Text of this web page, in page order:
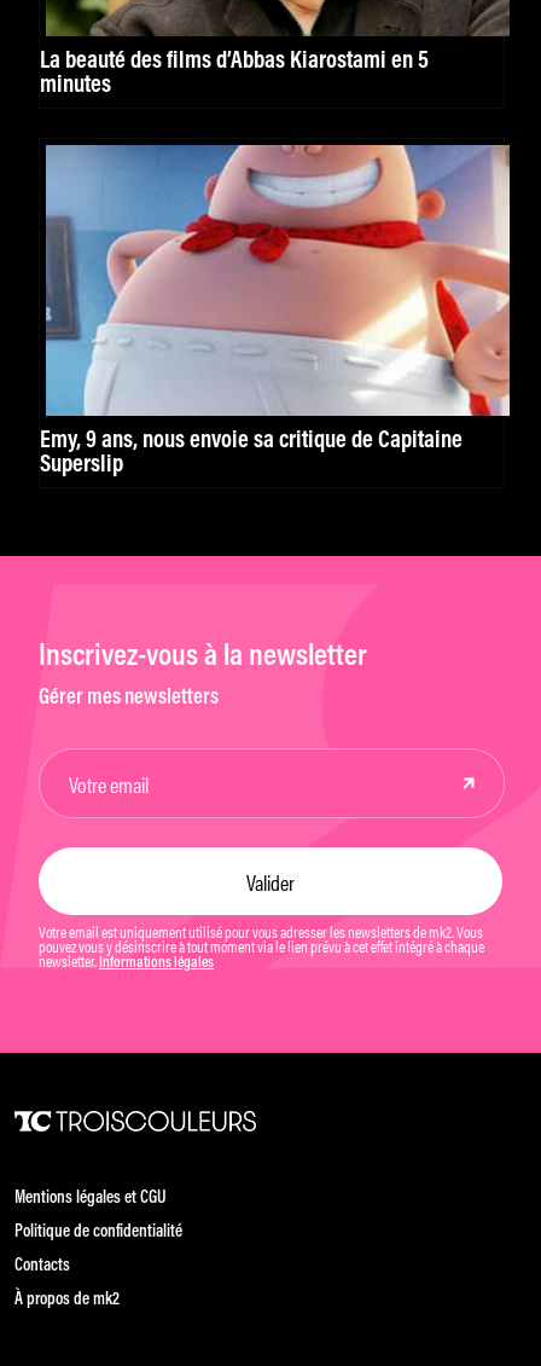
La beauté des films d’Abbas Kiarostami en 5
minutes
Emy, 9 ans, nous envoie sa critique de Capitaine
Superslip
Inscrivez-vous à la newsletter
Gérer mes newsletters
Votre email est uniquement utilisé pour vous adresser les newsletters de mk2. Vous
pouvez vous y désinscrire à tout moment via le lien prévu à cet effet intégré à chaque
newsletter. Informations légales
Mentions légales et CGU
Politique de confidentialité
Contacts
À propos de mk2